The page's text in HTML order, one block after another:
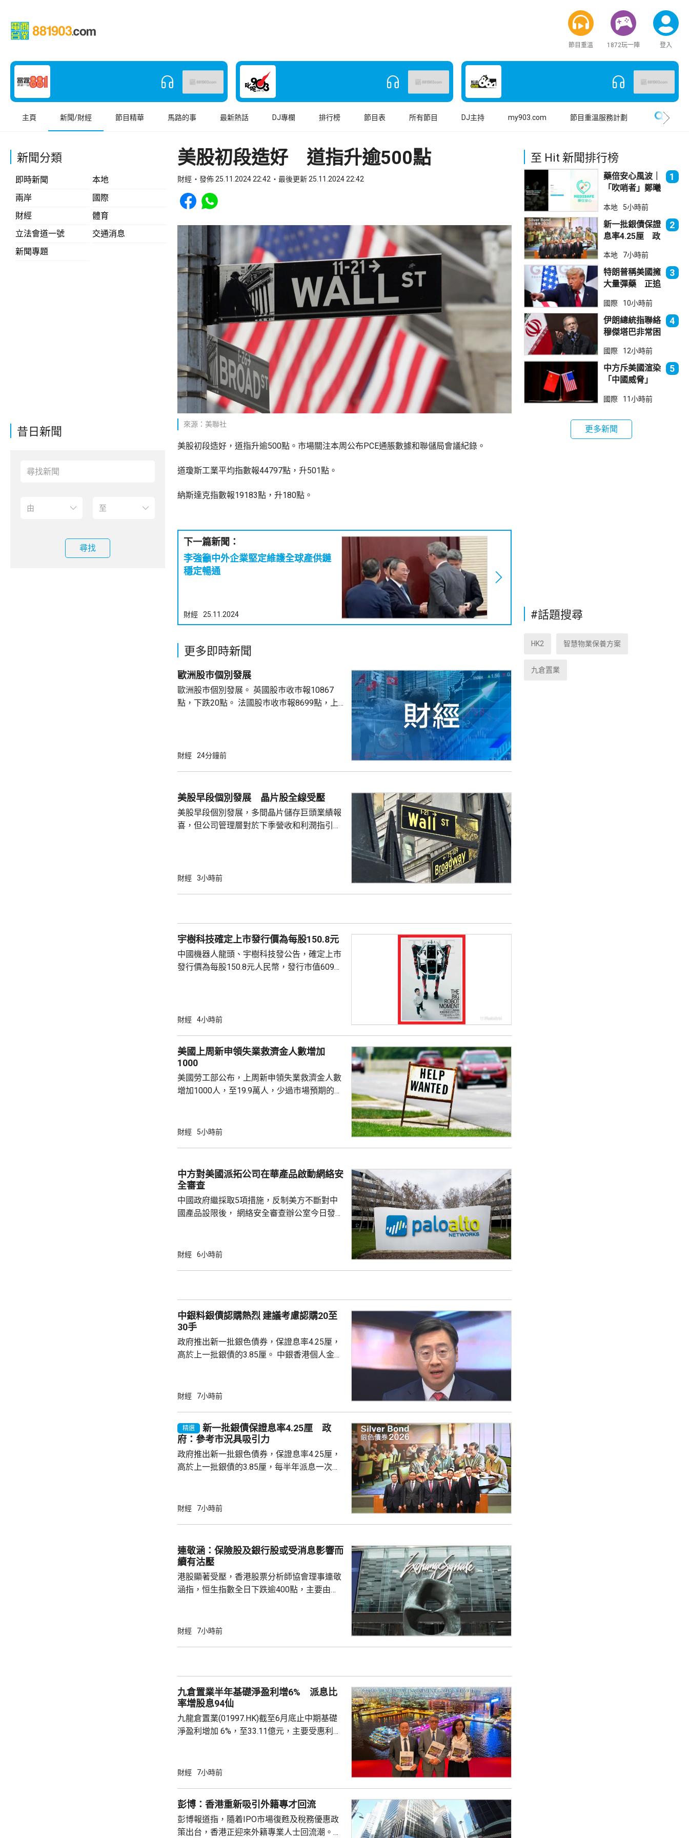
節目重溫 1872玩一陣 登入
主頁 新聞/財經 節目精華 馬路的事 最新熱話 DJ專欄 排行榜 節目表 所有節目 DJ主持 my903.com 節目重溫服務計劃
新聞分類
即時新聞
本地
兩岸
國際
財經
體育
立法會道一號
交通消息
新聞專題
昔日新聞
尋找
美股初段造好 道指升逾500點
財經 發佈 25.11.2024 22:42 最後更新 25.11.2024 22:42
Share to Facebook
Share to WhatsApp
來源：美聯社
美股初段造好，道指升逾500點。市場關注本周公布PCE通脹數據和聯儲局會議紀錄。
道瓊斯工業平均指數報44797點，升501點。
納斯達克指數報19183點，升180點。
下一篇新聞：
李強籲中外企業堅定維護全球產供鏈
穩定暢通
財經 25.11.2024
更多即時新聞
歐洲股巿個別發展
歐洲股巿個別發展。 英國股巿收巿報10867
點，下跌20點。 法國股巿收巿報8699點，上
財經 24分鐘前
美股早段個別發展 晶片股全線受壓
美股早段個別發展，多間晶片儲存巨頭業績報
喜，但公司管理層對於下季營收和利潤指引未
指數最新報54315點，跌33點； 標準普爾500
財經 3小時前
宇樹科技確定上市發行價為每股150.8元
中國機器人龍頭、宇樹科技發公告，確定上市
發行價為每股150.8元人民幣，發行市值609億
開發行新股4040多萬股，擬發行數量佔發行後
萬股，網下初始發行數量為2580多萬股，初始
戰略配售數量約為809萬股。發行完成後，宇
樹科技總股本...
財經 4小時前
美國上周新申領失業救濟金人數增加
1000
美國勞工部公布，上周新申領失業救濟金人數
增加1000人，至19.9萬人，少過市場預期的
19.8萬。
財經 5小時前
中方對美國派拓公司在華產品啟動網絡安
全審查
中國政府繼採取5項措施，反制美方不斷對中
國產品設限後， 網絡安全審查辦公室今日發公
公告指，為保障關鍵信息基礎設施安全穩定運
美國採取5項反制措施，包括加強無人機相關
兩用物項對出口管...
財經 6小時前
中銀料銀債認購熱烈 建議考慮認購20至
30手
政府推出新一批銀色債券，保證息率4.25厘，
高於上一批銀債的3.85厘。 中銀香港個人金融
帶動股市和債市波動，令風險較低及收益穩定
引。他指，近年銀色債券的認購反應熱烈，每
年超過30萬人參與，預料今次認購人數會更
多，建議市民可考慮購買20...
財經 7小時前
精選
新一批銀債保證息率4.25厘 政
府：參考市況具吸引力
政府推出新一批銀色債券，保證息率4.25厘，
高於上一批銀債的3.85厘，每半年派息一次。
100手債券；持有有效香港身份證、1967年或
符合認購資格，會視乎認購反應，將目標發行
額上調至最多550億元。 財經事務及庫務局局
財經 7小時前
連敬涵：保險股及銀行股或受消息影響而
續有沽壓
港股顯著受壓，香港股票分析師協會理事連敬
涵指，恒生指數全日下跌逾400點，主要由於
滙豐(00005.HK)受消息影響，亦分別跌逾6%及
果消息再進一步惡化，會繼續為保險股及銀行
股...
財經 7小時前
九倉置業半年基礎淨盈利增6% 派息比
率增股息94仙
九龍倉置業(01997.HK)截至6月底止中期基礎
淨盈利增加 6%，至33.11億元，主要受惠利息
24.06億元。 九倉置業表示，到今年底綜合負
決定自2026年起將派息比率提高 25個百分
點，由65%調升至 90%，並持續檢討。第...
財經 7小時前
彭博：香港重新吸引外籍專才回流
彭博報道指，隨着IPO市場復甦及稅務優惠政
策出台，香港正迎來外籍專業人士回流潮。官
至 Hit 新聞排行榜
藥倍安心風波｜
「吹哨者」鄭曦
進行刑事調查
1
本地 5小時前
新一批銀債保證
息率4.25厘 政
吸引力
2
本地 7小時前
特朗普稱美國擁
大量彈藥 正追
者」
3
國際 10小時前
伊朗總統指聯絡
穆傑塔巴非常困
製造分裂
4
國際 12小時前
中方斥美國渲染
「中國威脅」
與華為合作
5
國際 11小時前
更多新聞
#話題搜尋
HK2 智慧物業保養方案
九倉置業